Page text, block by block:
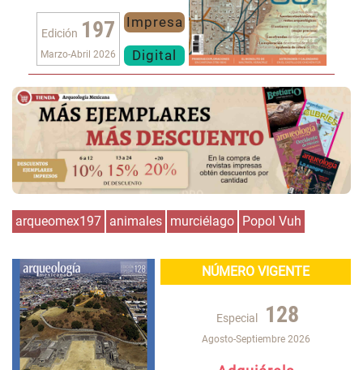
Edición 197
Marzo-Abril 2026
Impresa
Digital
arqueomex197 animales murciélago Popol Vuh
NÚMERO VIGENTE
Especial 128
Agosto-Septiembre 2026